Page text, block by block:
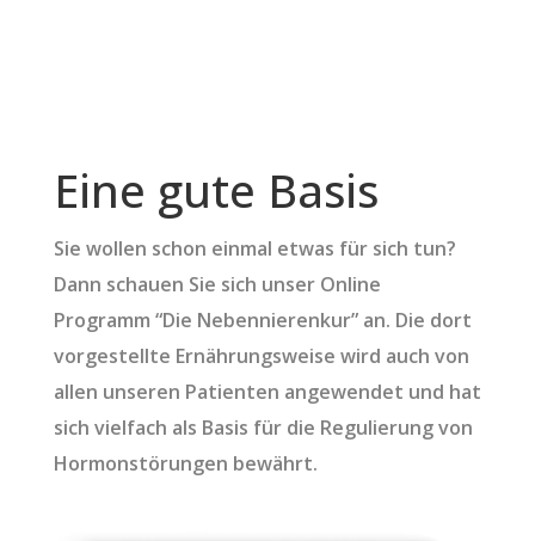
Eine gute Basis
Sie wollen schon einmal etwas für sich tun?
Dann schauen Sie sich unser Online
Programm “Die Nebennierenkur” an. Die dort
vorgestellte Ernährungsweise wird auch von
allen unseren Patienten angewendet und hat
sich vielfach als Basis für die Regulierung von
Hormonstörungen bewährt.